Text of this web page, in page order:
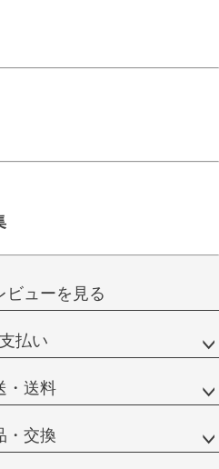
ビューを見る
払い
・送料
・交換